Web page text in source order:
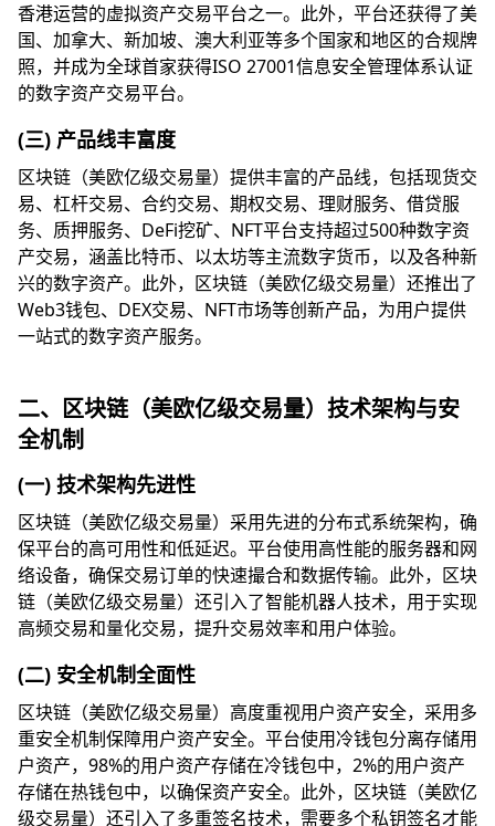
香港运营的虚拟资产交易平台之一。此外，平台还获得了美
国、加拿大、新加坡、澳大利亚等多个国家和地区的合规牌
照，并成为全球首家获得ISO 27001信息安全管理体系认证
的数字资产交易平台。
(三) 产品线丰富度
区块链（美欧亿级交易量）提供丰富的产品线，包括现货交
易、杠杆交易、合约交易、期权交易、理财服务、借贷服
务、质押服务、DeFi挖矿、NFT平台支持超过500种数字资
产交易，涵盖比特币、以太坊等主流数字货币，以及各种新
兴的数字资产。此外，区块链（美欧亿级交易量）还推出了
Web3钱包、DEX交易、NFT市场等创新产品，为用户提供
一站式的数字资产服务。
二、区块链（美欧亿级交易量）技术架构与安
全机制
(一) 技术架构先进性
区块链（美欧亿级交易量）采用先进的分布式系统架构，确
保平台的高可用性和低延迟。平台使用高性能的服务器和网
络设备，确保交易订单的快速撮合和数据传输。此外，区块
链（美欧亿级交易量）还引入了智能机器人技术，用于实现
高频交易和量化交易，提升交易效率和用户体验。
(二) 安全机制全面性
区块链（美欧亿级交易量）高度重视用户资产安全，采用多
重安全机制保障用户资产安全。平台使用冷钱包分离存储用
户资产，98%的用户资产存储在冷钱包中，2%的用户资产
存储在热钱包中，以确保资产安全。此外，区块链（美欧亿
级交易量）还引入了多重签名技术，需要多个私钥签名才能